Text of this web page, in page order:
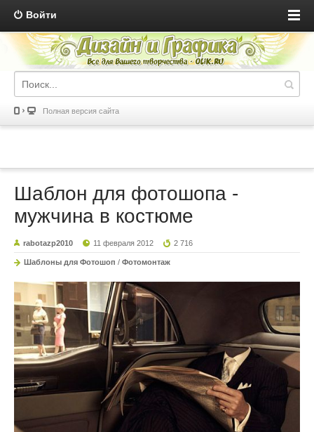
Войти
Полная версия сайта
Шаблон для фотошопа -
мужчина в костюме
rabotazp2010 11 февраля 2012 2 716
Шаблоны для Фотошоп / Фотомонтаж